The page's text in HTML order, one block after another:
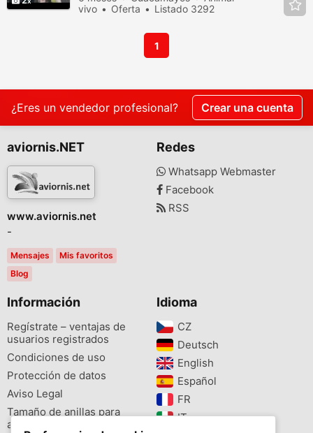
vivo
Oferta
Listado 3292
1
¿Eres un vendedor profesional? Crear una cuenta
aviornis.NET
www.aviornis.net
-
Mensajes
Mis favoritos
Blog
Redes
Whatsapp Webmaster
Facebook
RSS
Información
Regístrate – ventajas de
usuarios registrados
Condiciones de uso
Protección de datos
Aviso Legal
Tamaño de anillas para
aves
Idioma
CZ‎
Deutsch‎
English‎
Español‎
FR‎
IT‎